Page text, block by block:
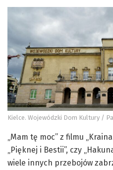
Kielce. Wojewódzki Dom Kultury /
„Mam tę moc” z filmu
„Pięknej i Bestii”, czy
wiele innych przebojów